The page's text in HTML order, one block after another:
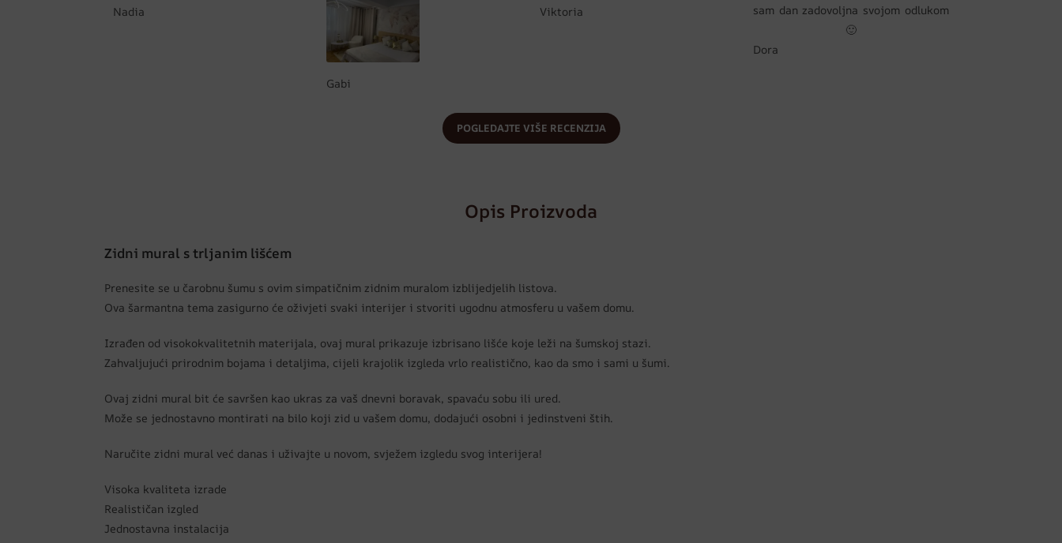
Nadia
Gabi
Viktoria
sam dan zadovoljna svojom odlukom
🙂
Dora
POGLEDAJTE VIŠE RECENZIJA
Opis Proizvoda
Zidni mural s trljanim lišćem
Prenesite se u čarobnu šumu s ovim simpatičnim zidnim muralom izblijedjelih listova.
Ova šarmantna tema zasigurno će oživjeti svaki interijer i stvoriti ugodnu atmosferu u vašem domu.
Izrađen od visokokvalitetnih materijala, ovaj mural prikazuje izbrisano lišće koje leži na šumskoj stazi.
Zahvaljujući prirodnim bojama i detaljima, cijeli krajolik izgleda vrlo realistično, kao da smo i sami u šumi.
Ovaj zidni mural bit će savršen kao ukras za vaš dnevni boravak, spavaću sobu ili ured.
Može se jednostavno montirati na bilo koji zid u vašem domu, dodajući osobni i jedinstveni štih.
Naručite zidni mural već danas i uživajte u novom, svježem izgledu svog interijera!
Visoka kvaliteta izrade
Realističan izgled
Jednostavna instalacija